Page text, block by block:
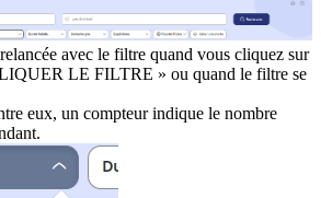
avec le filtre quand vous cliquez sur
LE FILTRE » ou quand le filtre se
eux, un compteur indique le nombre